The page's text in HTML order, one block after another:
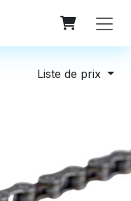
Liste de prix